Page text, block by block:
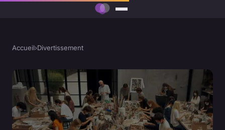
Accueil›Divertissement